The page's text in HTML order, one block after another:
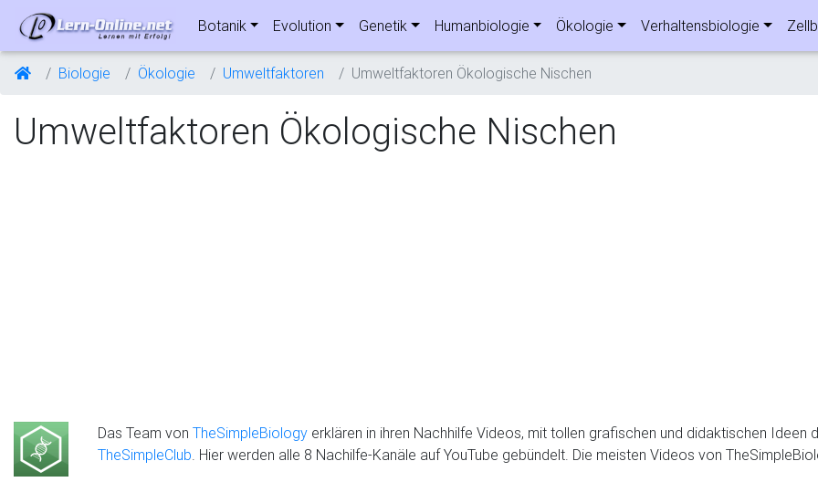
Botanik Evolution Genetik Humanbiologie Ökologie Verhaltensbiologie
Biologie Ökologie Umweltfaktoren Umweltfaktoren Ökologische Nischen
Umweltfaktoren Ökologische Nischen
Das Team von TheSimpleBiology erklären in ihren Nachhilfe Videos, mit tollen grafischen und didaktischen
TheSimpleClub. Hier werden alle 8 Nachilfe-Kanäle auf YouTube gebündelt. Die meisten Videos von